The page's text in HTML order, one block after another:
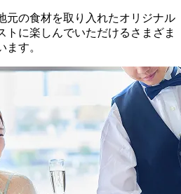
元の食材を取り入れたオリジナル
トに楽しんでいただけるさまざま
す。